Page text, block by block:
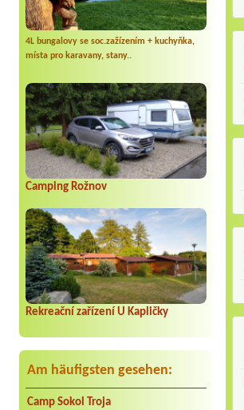
4L bungalovy se soc.zažízením + kuchyňka,
místa pro karavany, stany..
Camping Rožnov
Rekreační zařízení U Kapličky
Am häufigsten gesehen:
Camp Sokol Troja